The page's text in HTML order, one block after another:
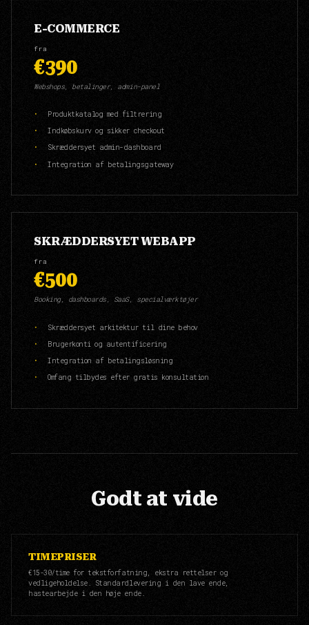
E-COMMERCE
fra
€390
Webshops, betalinger, admin-panel
Produktkatalog med filtrering
Indkøbskurv og sikker checkout
Skræddersyet admin-dashboard
Integration af betalingsgateway
SKRÆDDERSYET WEBAPP
fra
€500
Booking, dashboards, SaaS, specialværktøjer
Skræddersyet arkitektur til dine behov
Brugerkonti og autentificering
Integration af betalingsløsning
Omfang tilbydes efter gratis konsultation
Godt at vide
TIMEPRISER
€15-30/time for tekstforfatning, ekstra rettelser og
vedligeholdelse. Standardlevering i den lave ende,
hastearbejde i den høje ende.